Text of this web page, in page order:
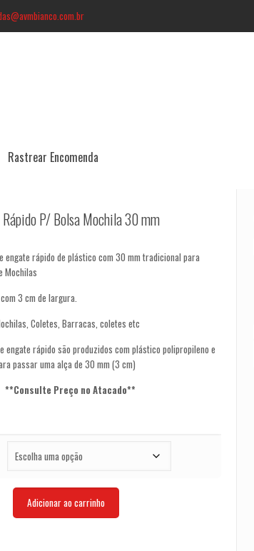
Rastrear Encomenda
Rápido P/ Bolsa Mochila 30 mm
engate rápido de plástico com 30 mm tradicional para
Mochilas
3 cm de largura.
Coletes, Barracas, coletes etc
engate rápido são produzidos com plástico polipropileno e
passar uma alça de 30 mm (3 cm)
**Consulte Preço no Atacado**
Adicionar ao carrinho